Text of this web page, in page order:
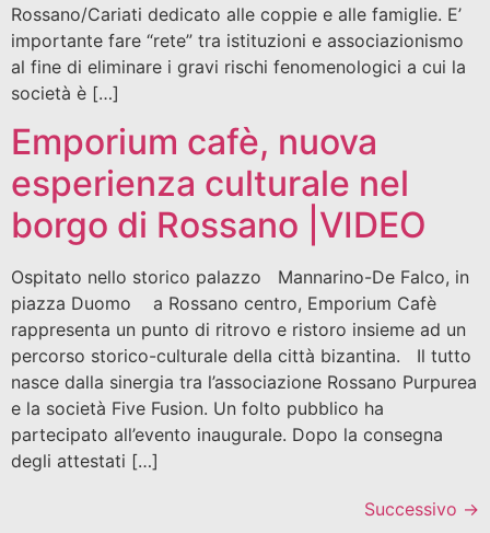
Rossano/Cariati dedicato alle coppie e alle famiglie. E’
importante fare “rete” tra istituzioni e associazionismo
al fine di eliminare i gravi rischi fenomenologici a cui la
società è […]
Emporium cafè, nuova
esperienza culturale nel
borgo di Rossano |VIDEO
Ospitato nello storico palazzo Mannarino-De Falco, in
piazza Duomo a Rossano centro, Emporium Cafè
rappresenta un punto di ritrovo e ristoro insieme ad un
percorso storico-culturale della città bizantina. Il tutto
nasce dalla sinergia tra l’associazione Rossano Purpurea
e la società Five Fusion. Un folto pubblico ha
partecipato all’evento inaugurale. Dopo la consegna
degli attestati […]
Successivo →